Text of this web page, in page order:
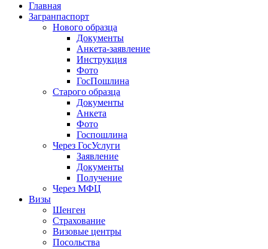
Главная
Загранпаспорт
Нового образца
Документы
Анкета-заявление
Инструкция
Фото
ГосПошлина
Старого образца
Документы
Анкета
Фото
Госпошлина
Через ГосУслуги
Заявление
Документы
Получение
Через МФЦ
Визы
Шенген
Страхование
Визовые центры
Посольства